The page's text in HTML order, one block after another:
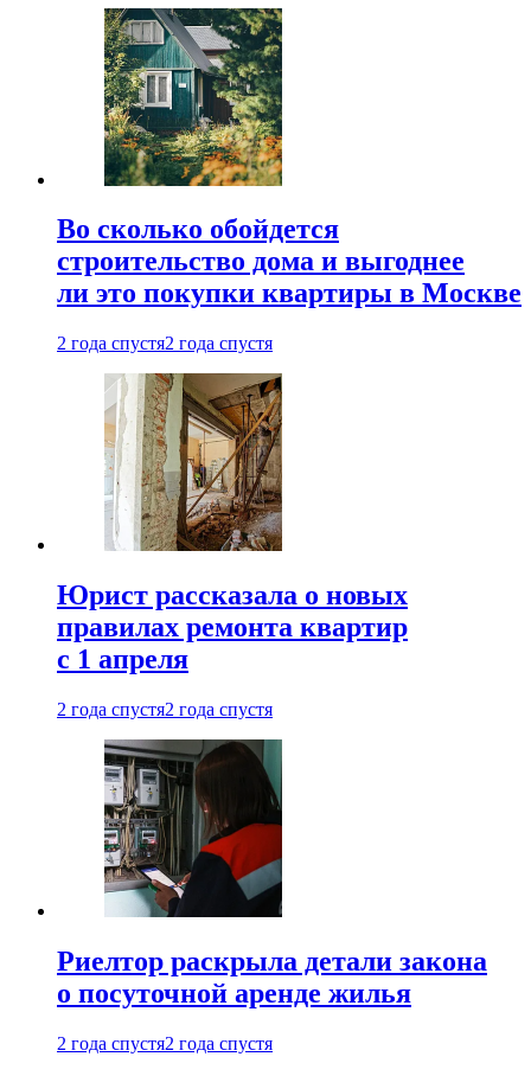
Во сколько обойдется
строительство дома и выгоднее
ли это покупки квартиры в Москве
2 года спустя2 года спустя
Юрист рассказала о новых
правилах ремонта квартир
с 1 апреля
2 года спустя2 года спустя
Риелтор раскрыла детали закона
о посуточной аренде жилья
2 года спустя2 года спустя